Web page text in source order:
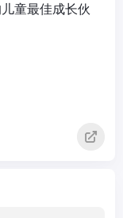
童最佳成长伙